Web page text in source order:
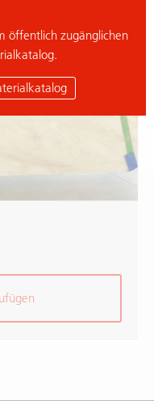
% Deal
öffentlich zugänglichen